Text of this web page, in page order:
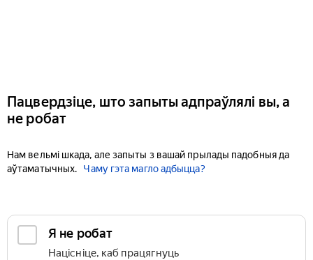
Пацвердзіце, што запыты адпраўлялі вы, а
не робат
Нам вельмі шкада, але запыты з вашай прылады падобныя да
аўтаматычных.
Чаму гэта магло адбыцца?
Я не робат
Націсніце, каб працягнуць